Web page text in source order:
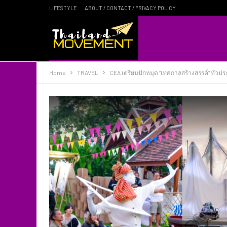
LIFESTYLE ABOUT / CONTACT / PRIVACY POLICY
Home TRAVEL CEA เตรียมปักหมุด “เทศกาลสร้างสรรค์” ทั่วป